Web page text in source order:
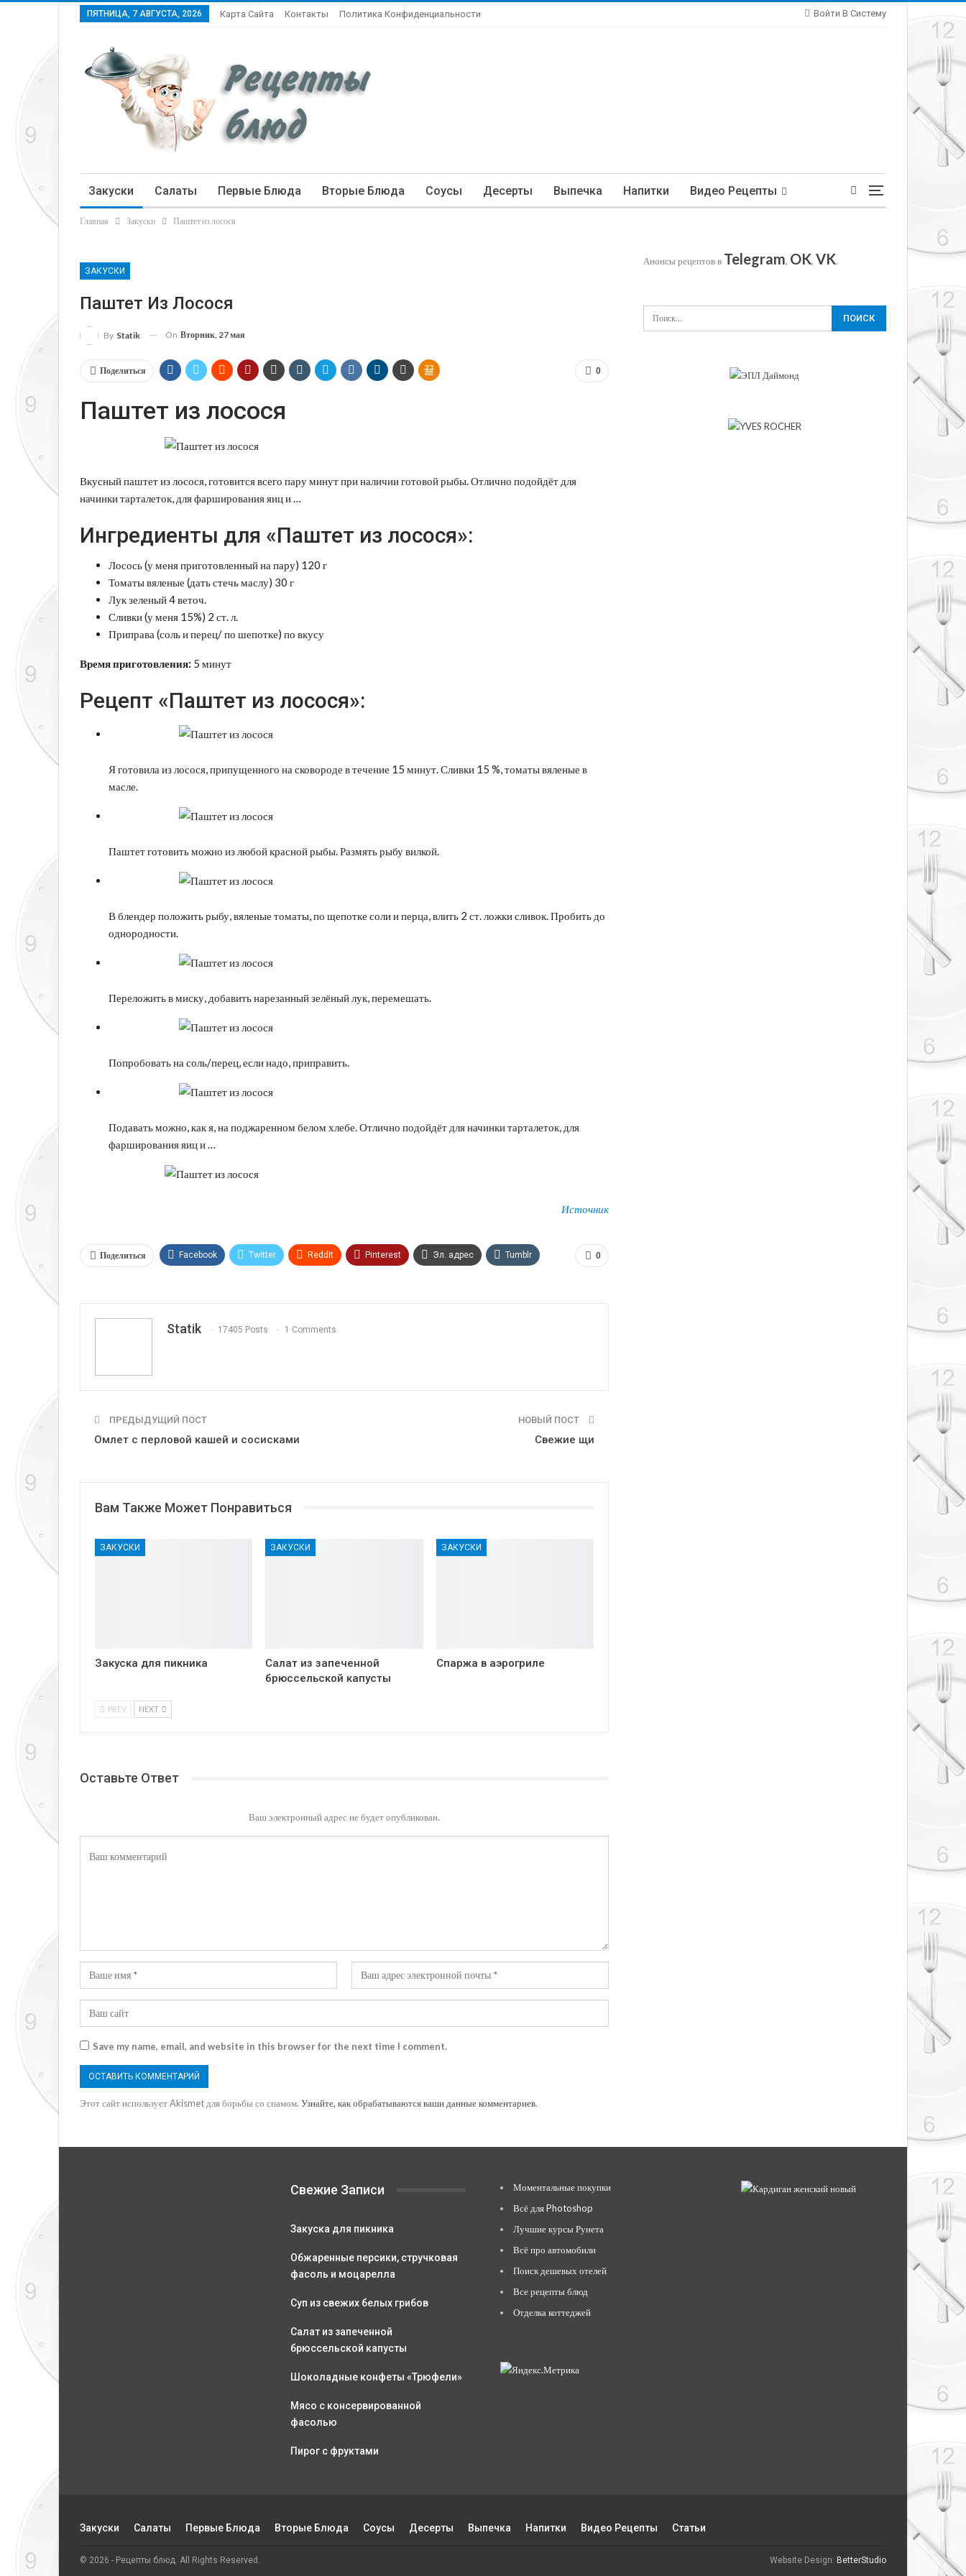
Войти В Систему
ПЯТНИЦА, 7 АВГУСТА, 2026 Карта Сайта Контакты Политика Конфиденциальности
Закуски Салаты Первые Блюда Вторые Блюда Соусы Десерты Выпечка Напитки Видео Рецепты
Статьи
Главная Закуски Паштет из лосося
ЗАКУСКИ
Паштет Из Лосося
By Statik On Вторник, 27 мая
0
Поделиться
Паштет из лосося
Вкусный паштет из лосося, готовится всего пару минут при наличии готовой рыбы. Отлично подойдёт для
начинки тарталеток, для фарширования яиц и …
Ингредиенты для «Паштет из лосося»:
Лосось (у меня приготовленный на пару) 120 г
Томаты вяленые (дать стечь маслу) 30 г
Лук зеленый 4 веточ.
Сливки (у меня 15%) 2 ст. л.
Приправа (соль и перец/ по шепотке) по вкусу
Время приготовления: 5 минут
Рецепт «Паштет из лосося»:
Я готовила из лосося, припущенного на сковороде в течение 15 минут. Сливки 15 %, томаты вяленые в
масле.
Паштет готовить можно из любой красной рыбы. Размять рыбу вилкой.
В блендер положить рыбу, вяленые томаты, по щепотке соли и перца, влить 2 ст. ложки сливок. Пробить до
однородности.
Переложить в миску, добавить нарезанный зелёный лук, перемешать.
Попробовать на соль/перец, если надо, приправить.
Подавать можно, как я, на поджаренном белом хлебе. Отлично подойдёт для начинки тарталеток, для
фарширования яиц и …
Источник
0
Поделиться Facebook Twitter ReddIt Pinterest Эл. адрес Tumblr
Statik 17405 Posts 1 Comments
ПРЕДЫДУЩИЙ ПОСТ
Омлет с перловой кашей и сосисками
НОВЫЙ ПОСТ
Свежие щи
Вам Также Может Понравиться
ЗАКУСКИ
Закуска для пикника
ЗАКУСКИ
Салат из запеченной
брюссельской капусты
ЗАКУСКИ
Спаржа в аэрогриле
PREV NEXT
Оставьте Ответ
Ваш электронный адрес не будет опубликован.
Save my name, email, and website in this browser for the next time I comment.
Этот сайт использует Akismet для борьбы со спамом. Узнайте, как обрабатываются ваши данные комментариев.
Анонсы рецептов в Telegram, OK, VK.
Свежие Записи
Закуска для пикника
Обжаренные персики, стручковая
фасоль и моцарелла
Суп из свежих белых грибов
Салат из запеченной
брюссельской капусты
Шоколадные конфеты «Трюфели»
Мясо с консервированной
фасолью
Пирог с фруктами
Моментальные покупки
Всё для Photoshop
Лучшие курсы Рунета
Всё про автомобили
Поиск дешевых отелей
Все рецепты блюд
Отделка коттеджей
Закуски Салаты Первые Блюда Вторые Блюда Соусы Десерты Выпечка Напитки Видео Рецепты Статьи
© 2026 - Рецепты блюд. All Rights Reserved. Website Design: BetterStudio